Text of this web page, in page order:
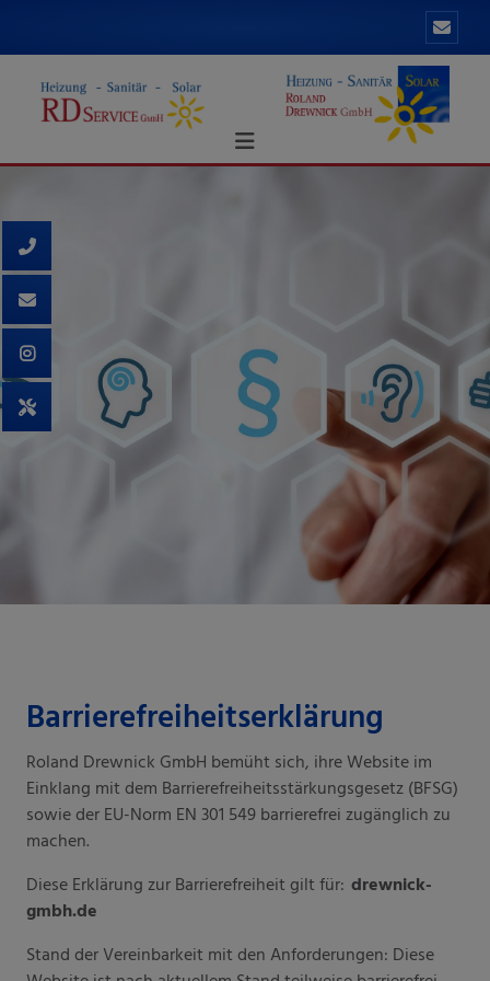
Barrierefreiheitserklärung
Roland Drewnick GmbH bemüht sich, ihre Website im
Einklang mit dem Barrierefreiheitsstärkungsgesetz (BFSG)
sowie der EU-Norm EN 301 549 barrierefrei zugänglich zu
machen.
Diese Erklärung zur Barrierefreiheit gilt für: drewnick-
gmbh.de
Stand der Vereinbarkeit mit den Anforderungen: Diese